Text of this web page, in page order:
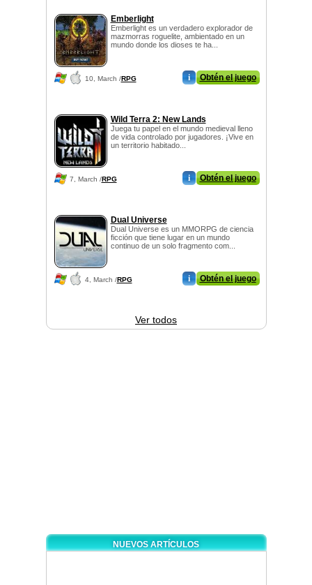
Emberlight
Emberlight es un verdadero explorador de
mazmorras roguelite, ambientado en un
mundo donde los dioses te ha...
10, March /RPG i Obtén el juego
Wild Terra 2: New Lands
Juega tu papel en el mundo medieval lleno
de vida controlado por jugadores. ¡Vive en
un territorio habitado...
7, March /RPG i Obtén el juego
Dual Universe
Dual Universe es un MMORPG de ciencia
ficción que tiene lugar en un mundo
continuo de un solo fragmento com...
4, March /RPG i Obtén el juego
Ver todos
NUEVOS ARTÍCULOS